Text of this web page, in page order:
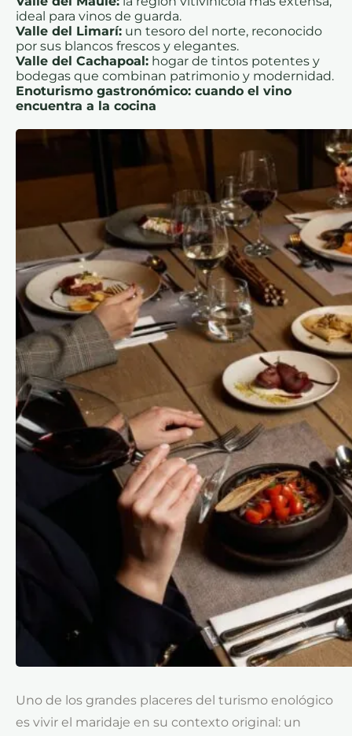
ideal para vinos de guarda.
Valle del Limarí: un tesoro del norte, reconocido
por sus blancos frescos y elegantes.
Valle del Cachapoal: hogar de tintos potentes y
bodegas que combinan patrimonio y modernidad.
Enoturismo gastronómico: cuando el vino
encuentra a la cocina
Uno de los grandes placeres del turismo enológico
es vivir el maridaje en su contexto original: un